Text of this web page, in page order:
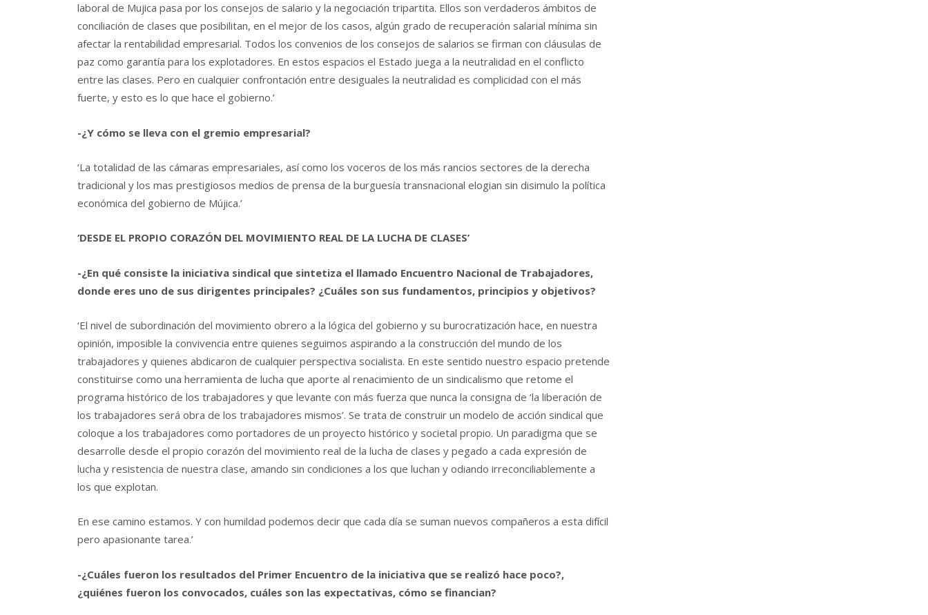
laboral de Mujica pasa por los consejos de salario y la negociación tripartita. Ellos son verdaderos ámbitos de
conciliación de clases que posibilitan, en el mejor de los casos, algún grado de recuperación salarial mínima sin
afectar la rentabilidad empresarial. Todos los convenios de los consejos de salarios se firman con cláusulas de
paz como garantía para los explotadores. En estos espacios el Estado juega a la neutralidad en el conflicto
entre las clases. Pero en cualquier confrontación entre desiguales la neutralidad es complicidad con el más
fuerte, y esto es lo que hace el gobierno.’
-¿Y cómo se lleva con el gremio empresarial?
‘La totalidad de las cámaras empresariales, así como los voceros de los más rancios sectores de la derecha
tradicional y los mas prestigiosos medios de prensa de la burguesía transnacional elogian sin disimulo la política
económica del gobierno de Mújica.’
‘DESDE EL PROPIO CORAZÓN DEL MOVIMIENTO REAL DE LA LUCHA DE CLASES’
-¿En qué consiste la iniciativa sindical que sintetiza el llamado Encuentro Nacional de Trabajadores,
donde eres uno de sus dirigentes principales? ¿Cuáles son sus fundamentos, principios y objetivos?
‘El nivel de subordinación del movimiento obrero a la lógica del gobierno y su burocratización hace, en nuestra
opinión, imposible la convivencia entre quienes seguimos aspirando a la construcción del mundo de los
trabajadores y quienes abdicaron de cualquier perspectiva socialista. En este sentido nuestro espacio pretende
constituirse como una herramienta de lucha que aporte al renacimiento de un sindicalismo que retome el
programa histórico de los trabajadores y que levante con más fuerza que nunca la consigna de ‘la liberación de
los trabajadores será obra de los trabajadores mismos’. Se trata de construir un modelo de acción sindical que
coloque a los trabajadores como portadores de un proyecto histórico y societal propio. Un paradigma que se
desarrolle desde el propio corazón del movimiento real de la lucha de clases y pegado a cada expresión de
lucha y resistencia de nuestra clase, amando sin condiciones a los que luchan y odiando irreconciliablemente a
los que explotan.
En ese camino estamos. Y con humildad podemos decir que cada día se suman nuevos compañeros a esta difícil
pero apasionante tarea.’
-¿Cuáles fueron los resultados del Primer Encuentro de la iniciativa que se realizó hace poco?,
¿quiénes fueron los convocados, cuáles son las expectativas, cómo se financian?